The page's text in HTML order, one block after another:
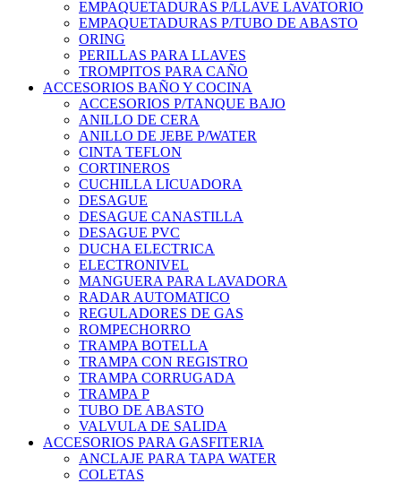
EMPAQUETADURAS P/LLAVE LAVATORIO
EMPAQUETADURAS P/TUBO DE ABASTO
ORING
PERILLAS PARA LLAVES
TROMPITOS PARA CAÑO
ACCESORIOS BAÑO Y COCINA
ACCESORIOS P/TANQUE BAJO
ANILLO DE CERA
ANILLO DE JEBE P/WATER
CINTA TEFLON
CORTINEROS
CUCHILLA LICUADORA
DESAGUE
DESAGUE CANASTILLA
DESAGUE PVC
DUCHA ELECTRICA
ELECTRONIVEL
MANGUERA PARA LAVADORA
RADAR AUTOMATICO
REGULADORES DE GAS
ROMPECHORRO
TRAMPA BOTELLA
TRAMPA CON REGISTRO
TRAMPA CORRUGADA
TRAMPA P
TUBO DE ABASTO
VALVULA DE SALIDA
ACCESORIOS PARA GASFITERIA
ANCLAJE PARA TAPA WATER
COLETAS